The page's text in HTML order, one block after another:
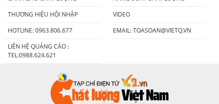
THƯƠNG HIỆU HỘI NHẬP
VIDEO
HOTLINE: 0963.806.677
EMAIL:TOASOAN@VIETQ.VN
LIÊN HỆ QUẢNG CÁO :
TEL:0988.624.621